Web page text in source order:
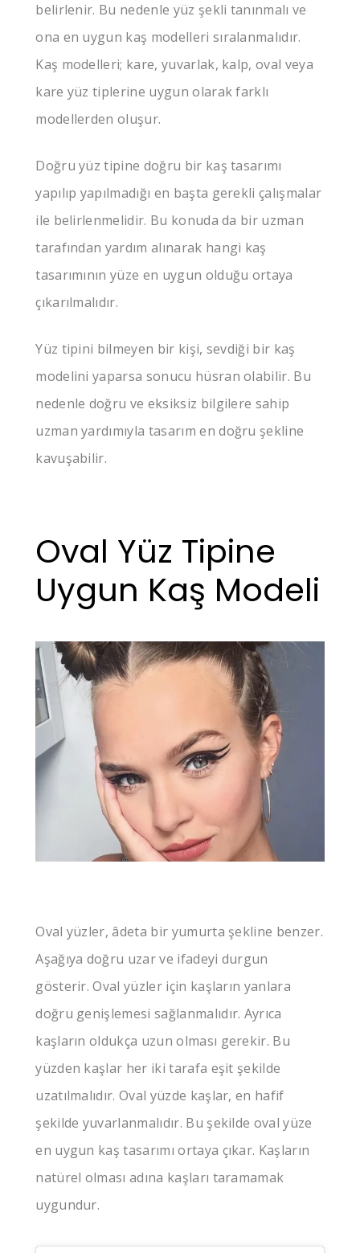
belirlenir. Bu nedenle yüz şekli tanınmalı ve
ona en uygun kaş modelleri sıralanmalıdır.
Kaş modelleri; kare, yuvarlak, kalp, oval veya
kare yüz tiplerine uygun olarak farklı
modellerden oluşur.
Doğru yüz tipine doğru bir kaş tasarımı
yapılıp yapılmadığı en başta gerekli çalışmalar
ile belirlenmelidir. Bu konuda da bir uzman
tarafından yardım alınarak hangi kaş
tasarımının yüze en uygun olduğu ortaya
çıkarılmalıdır.
Yüz tipini bilmeyen bir kişi, sevdiği bir kaş
modelini yaparsa sonucu hüsran olabilir. Bu
nedenle doğru ve eksiksiz bilgilere sahip
uzman yardımıyla tasarım en doğru şekline
kavuşabilir.
Oval Yüz Tipine
Uygun Kaş Modeli
Oval yüzler, âdeta bir yumurta şekline benzer.
Aşağıya doğru uzar ve ifadeyi durgun
gösterir. Oval yüzler için kaşların yanlara
doğru genişlemesi sağlanmalıdır. Ayrıca
kaşların oldukça uzun olması gerekir. Bu
yüzden kaşlar her iki tarafa eşit şekilde
uzatılmalıdır. Oval yüzde kaşlar, en hafif
şekilde yuvarlanmalıdır. Bu şekilde oval yüze
en uygun kaş tasarımı ortaya çıkar. Kaşların
natürel olması adına kaşları taramamak
uygundur.